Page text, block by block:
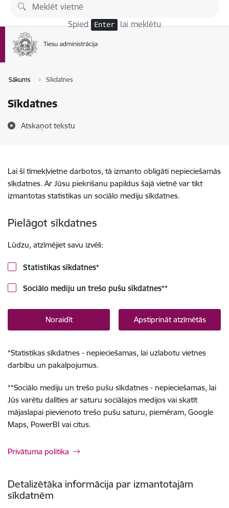
Pāriet uz lapas saturu
Spied Enter lai meklētu
Sākums Sīkdatnes
Sīkdatnes
Atskaņot tekstu
Lai šī tīmekļvietne darbotos, tā izmanto obligāti nepieciešamās
sīkdatnes. Ar Jūsu piekrišanu papildus šajā vietnē var tikt
izmantotas statistikas un sociālo mediju sīkdatnes.
Pielāgot sīkdatnes
Lūdzu, atzīmējiet savu izvēli:
Statistikas sīkdatnes*
Sociālo mediju un trešo pušu sīkdatnes**
Noraidīt Apstiprināt atzīmētās
*Statistikas sīkdatnes - nepieciešamas, lai uzlabotu vietnes
darbību un pakalpojumus.
**Sociālo mediju un trešo pušu sīkdatnes - nepieciešamas, lai
Jūs varētu dalīties ar saturu sociālajos medijos vai skatīt
mājaslapai pievienoto trešo pušu saturu, piemēram, Google
Maps, PowerBI vai citus.
Privātuma politika
Detalizētāka informācija par izmantotajām
sīkdatnēm